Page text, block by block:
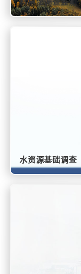
林草湿调查监测
水资源基础调查